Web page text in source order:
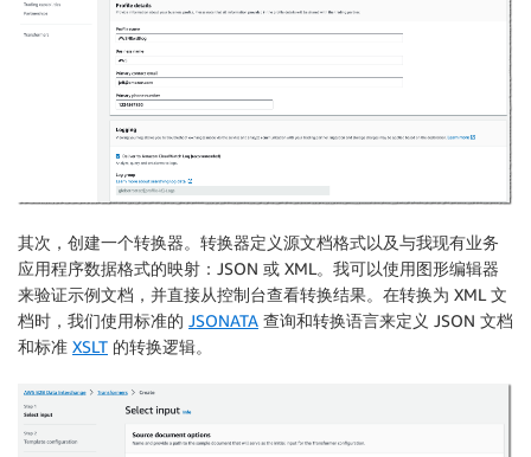
其次，创建一个转换器。转换器定义源文档格式以及与我现有业务
应用程序数据格式的映射：JSON 或 XML。我可以使用图形编辑器
来验证示例文档，并直接从控制台查看转换结果。在转换为 XML 文
档时，我们使用标准的 JSONATA 查询和转换语言来定义 JSON 文档
和标准 XSLT 的转换逻辑。